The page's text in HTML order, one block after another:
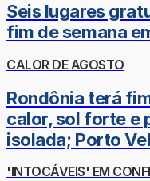
Seis lugares
fim de semana
CALOR DE AGOSTO
Rondônia terá
calor, sol forte e
isolada; Porto
'INTOCÁVEIS' EM